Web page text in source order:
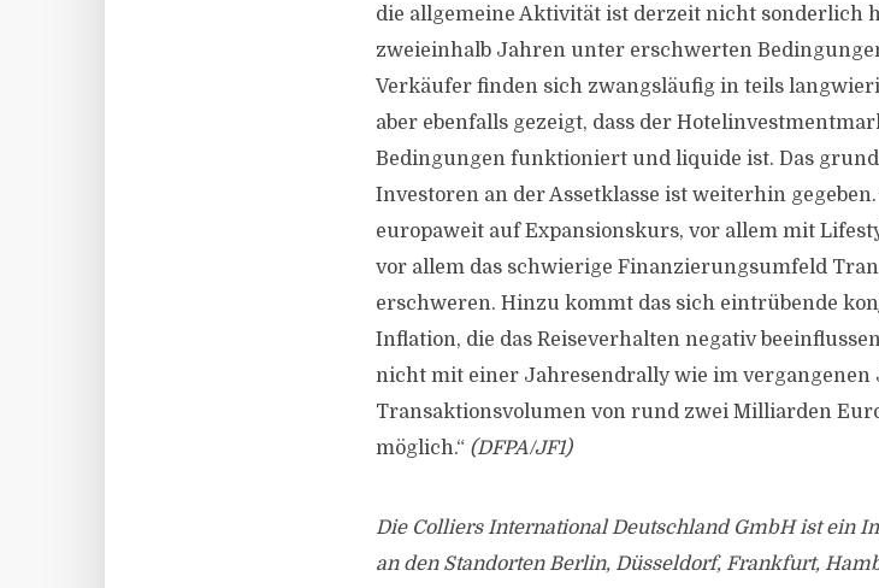
die allgemeine Aktivität ist derzeit nicht sonderlich
zweieinhalb Jahren unter erschwerten
Verkäufer finden sich zwangsläufig in teils
aber ebenfalls gezeigt, dass der
Bedingungen funktioniert und liquide ist. Das
Investoren an der Assetklasse ist weiterhin
europaweit auf Expansionskurs, vor allem mit
vor allem das schwierige Finanzierungsumfeld
erschweren. Hinzu kommt das sich eintrübende
Inflation, die das Reiseverhalten negativ
nicht mit einer Jahresendrally wie im vergangenen
Transaktionsvolumen von rund zwei Milliarden
möglich.“ (DFPA/JF1)
Die Colliers International Deutschland GmbH ist ein
an den Standorten Berlin, Düsseldorf, Frankfurt,